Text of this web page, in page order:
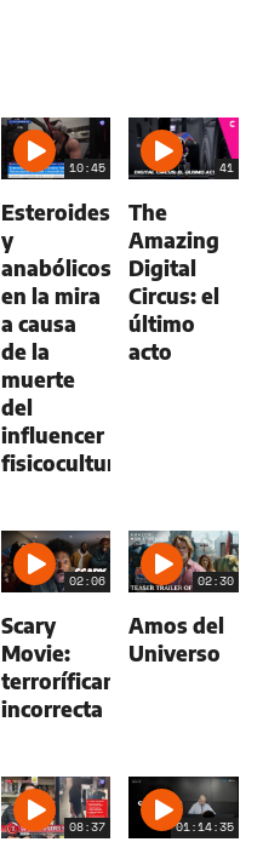
10:45
Esteroides
y
anabólicos
en la mira
a causa
de la
muerte
del
influencer
fisicoculturista
41
The
Amazing
Digital
Circus: el
último
acto
02:06
Scary
Movie:
terroríficamente
incorrecta
02:30
Amos del
Universo
08:37 01:14:35